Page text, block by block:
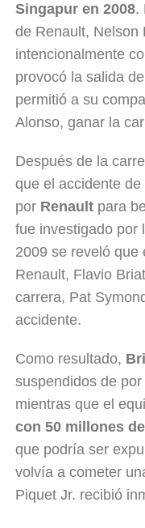
Singapur en 2008.
de Renault, Nelson
intencionalmente
provocó la salida
permitió a su
Alonso, ganar la
Después de la
que el accidente
por Renault para
fue investigado por
2009 se reveló que
Renault, Flavio
carrera, Pat
accidente.
Como resultado,
suspendidos de
mientras que el
con 50 millones
que podría ser
volvía a cometer
Piquet Jr. recibió